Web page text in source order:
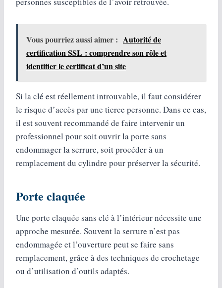
Vous pourriez aussi aimer : Autorité de
certification SSL : comprendre son rôle et
identifier le certificat d’un site
Si la clé est réellement introuvable, il faut considérer
le risque d’accès par une tierce personne. Dans ce cas,
il est souvent recommandé de faire intervenir un
professionnel pour soit ouvrir la porte sans
endommager la serrure, soit procéder à un
remplacement du cylindre pour préserver la sécurité.
Porte claquée
Une porte claquée sans clé à l’intérieur nécessite une
approche mesurée. Souvent la serrure n’est pas
endommagée et l’ouverture peut se faire sans
remplacement, grâce à des techniques de crochetage
ou d’utilisation d’outils adaptés.